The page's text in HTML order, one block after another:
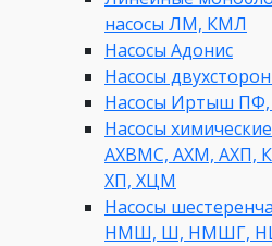
насосы ЛМ, КМЛ
Насосы Адонис
Насосы
Насосы Иртыш
Насосы
АХВМС, АХМ, АХП,
ХП, ХЦМ
Насосы
НМШ, Ш, НМШГ,